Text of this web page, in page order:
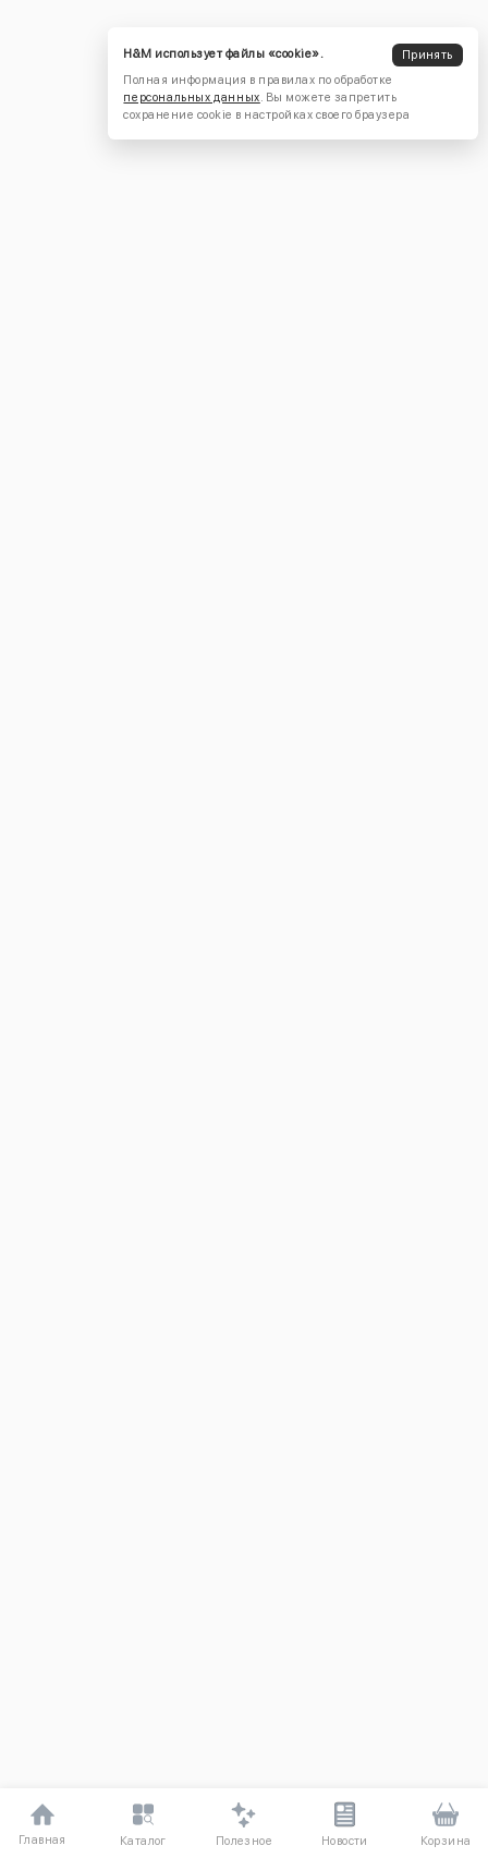
Главная Каталог Полезное Новости Корзина
H&M использует файлы «cookie».
Принять
Полная информация в правилах по обработке
персональных данных. Вы можете запретить
сохранение cookie в настройках своего браузера